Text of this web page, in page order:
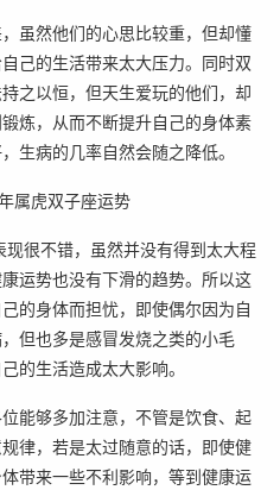
虽然他们的心思比较重，但却懂
己的生活带来太大压力。同时双
之以恒，但天生爱玩的他们，却
炼，从而不断提升自己的身体素
生病的几率自然会随之降低。
很不错，虽然并没有得到太大程
运势也没有下滑的趋势。所以这
的身体而担忧，即使偶尔因为自
但也多是感冒发烧之类的小毛
的生活造成太大影响。
能够多加注意，不管是饮食、起
律，若是太过随意的话，即使健
带来一些不利影响，等到健康运